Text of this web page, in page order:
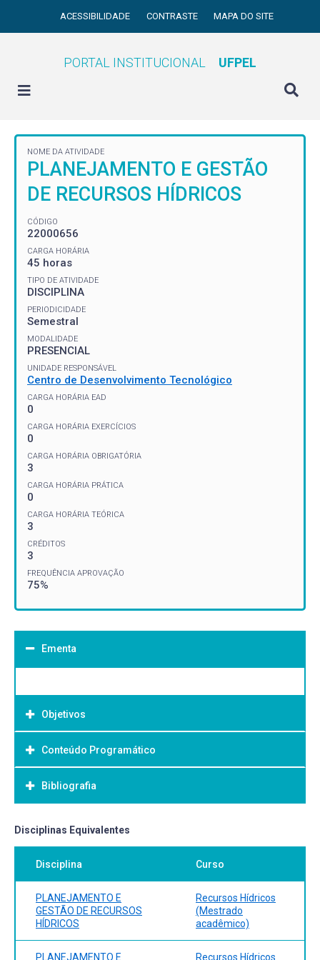
ACESSIBILIDADE CONTRASTE MAPA DO SITE
PORTAL INSTITUCIONAL UFPEL
NOME DA ATIVIDADE
PLANEJAMENTO E GESTÃO
DE RECURSOS HÍDRICOS
CÓDIGO
22000656
CARGA HORÁRIA
45 horas
TIPO DE ATIVIDADE
DISCIPLINA
PERIODICIDADE
Semestral
MODALIDADE
PRESENCIAL
UNIDADE RESPONSÁVEL
Centro de Desenvolvimento Tecnológico
CARGA HORÁRIA EAD
0
CARGA HORÁRIA EXERCÍCIOS
0
CARGA HORÁRIA OBRIGATÓRIA
3
CARGA HORÁRIA PRÁTICA
0
CARGA HORÁRIA TEÓRICA
3
CRÉDITOS
3
FREQUÊNCIA APROVAÇÃO
75%
Ementa
Objetivos
Objetivo Geral:
Conteúdo Programático
Bibliografia
Bibliografia Básica:
Disciplinas Equivalentes
Disciplina Curso
PLANEJAMENTO E
GESTÃO DE RECURSOS
HÍDRICOS
Recursos Hídricos
(Mestrado
acadêmico)
PLANEJAMENTO E Recursos Hídricos